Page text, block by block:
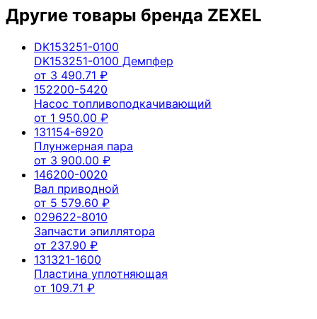
Другие товары бренда ZEXEL
DK153251-0100
DK153251-0100 Демпфер
от 3 490.71 ₽
152200-5420
Насос топливоподкачивающий
от 1 950.00 ₽
131154-6920
Плунжерная пара
от 3 900.00 ₽
146200-0020
Вал приводной
от 5 579.60 ₽
029622-8010
Запчасти эпиллятора
от 237.90 ₽
131321-1600
Пластина уплотняющая
от 109.71 ₽